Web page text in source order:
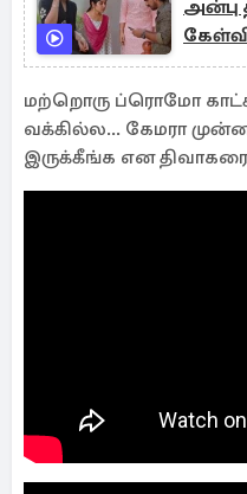
அன்பு
மற்றொரு ப்ரொமோ
வக்கில்ல... கேமரா
இருக்கீங்க என திவாகரை